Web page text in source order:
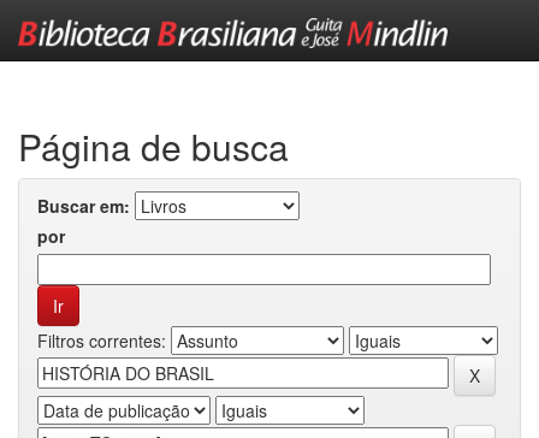
Página de busca
Buscar em:
por
Filtros correntes: